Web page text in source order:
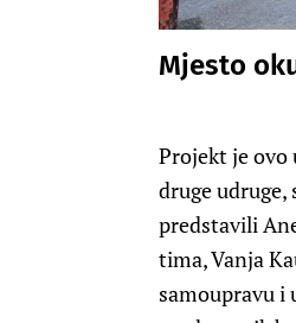
Mjesto
Projekt je ovo
druge
predstavili
tima, Vanja
samoupravu i